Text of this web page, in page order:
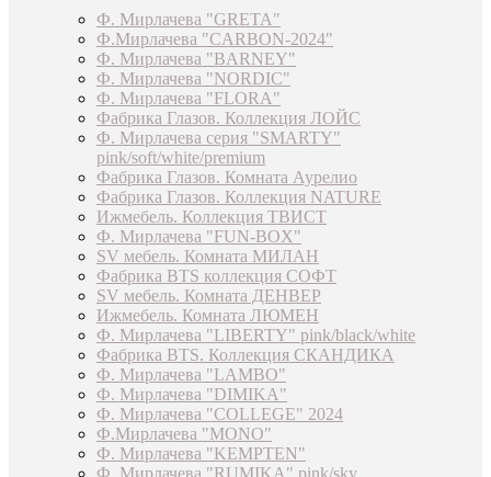
Ф. Мирлачева "GRETA"
Ф.Мирлачева "CARBON-2024"
Ф. Мирлачева "BARNEY"
Ф. Мирлачева "NORDIC"
Ф. Мирлачева "FLORA"
Фабрика Глазов. Коллекция ЛОЙС
Ф. Мирлачева серия "SMARTY"
pink/soft/white/premium
Фабрика Глазов. Комната Аурелио
Фабрика Глазов. Коллекция NATURE
Ижмебель. Коллекция ТВИСТ
Ф. Мирлачева "FUN-BOX"
SV мебель. Комната МИЛАН
Фабрика BTS коллекция СОФТ
SV мебель. Комната ДЕНВЕР
Ижмебель. Комната ЛЮМЕН
Ф. Мирлачева "LIBERTY" pink/black/white
Фабрика BTS. Коллекция СКАНДИКА
Ф. Мирлачева "LAMBO"
Ф. Мирлачева "DIMIKA"
Ф. Мирлачева "COLLEGE" 2024
Ф.Мирлачева "MONO"
Ф. Мирлачева "KEMPTEN"
Ф. Мирлачева "RUMIKA" pink/sky